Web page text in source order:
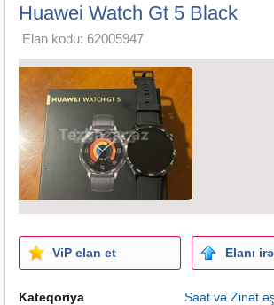
Huawei Watch Gt 5 Black
Elan kodu: 62005947
ViP elan et Elanı
Kateqoriya
Saat və Zinət